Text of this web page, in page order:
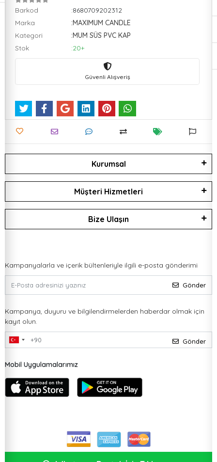
Barkod
:8680709202312
Marka
:MAXIMUM CANDLE
Kategori
:MUM SÜS PVC KAP
Stok
:20+
Güvenli Alışveriş
Kurumsal
Müşteri Hizmetleri
Bize Ulaşın
Kampanyalarla ve içerik bültenleriyle ilgili e-posta gönderimi
Gönder
Kampanya, duyuru ve bilgilendirmelerden haberdar olmak için
kayıt olun.
Gönder
Mobil Uygulamalarımız